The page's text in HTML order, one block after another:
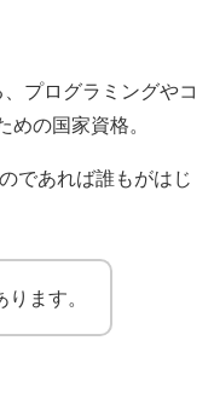
プログラミングやコ
めの国家資格。
であれば誰もがはじ
ます。